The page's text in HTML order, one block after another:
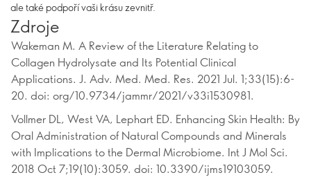
ale také podpoří vaši krásu zevnitř.
Zdroje
Wakeman M. A Review of the Literature Relating to
Collagen Hydrolysate and Its Potential Clinical
Applications. J. Adv. Med. Med. Res. 2021 Jul. 1;33(15):6-
20. doi: org/10.9734/jammr/2021/v33i1530981.
Vollmer DL, West VA, Lephart ED. Enhancing Skin Health: By
Oral Administration of Natural Compounds and Minerals
with Implications to the Dermal Microbiome. Int J Mol Sci.
2018 Oct 7;19(10):3059. doi: 10.3390/ijms19103059.